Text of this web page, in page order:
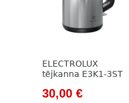
ELECTROLUX
tējkanna E3K1-3ST
Original
30,00 €Current